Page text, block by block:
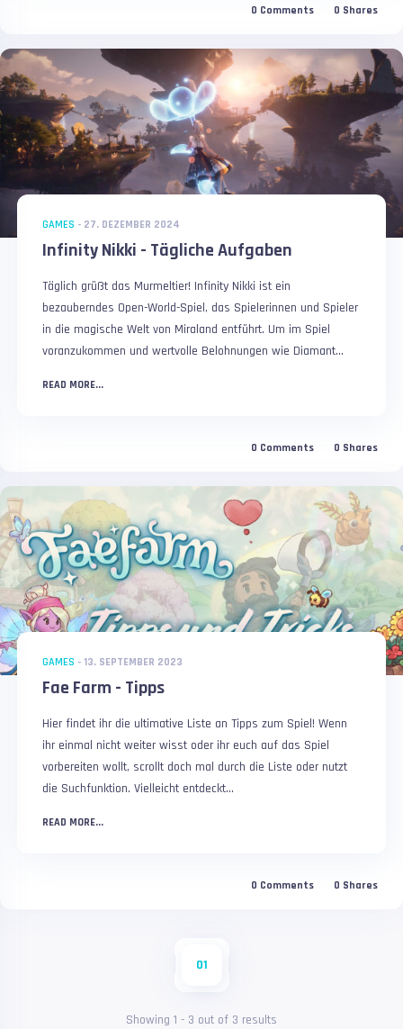
0 Comments 0 Shares
GAMES - 27. DEZEMBER 2024
Infinity Nikki - Tägliche Aufgaben
Täglich grüßt das Murmeltier! Infinity Nikki ist ein
bezauberndes Open-World-Spiel, das Spielerinnen und Spieler
in die magische Welt von Miraland entführt. Um im Spiel
voranzukommen und wertvolle Belohnungen wie Diamant...
READ MORE...
0 Comments 0 Shares
GAMES - 13. SEPTEMBER 2023
Fae Farm - Tipps
Hier findet ihr die ultimative Liste an Tipps zum Spiel! Wenn
ihr einmal nicht weiter wisst oder ihr euch auf das Spiel
vorbereiten wollt, scrollt doch mal durch die Liste oder nutzt
die Suchfunktion. Vielleicht entdeckt...
READ MORE...
0 Comments 0 Shares
01
Showing 1 - 3 out of 3 results